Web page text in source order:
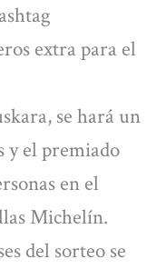
extra para el
se hará un
y el premiado
en el
Michelín.
del sorteo se